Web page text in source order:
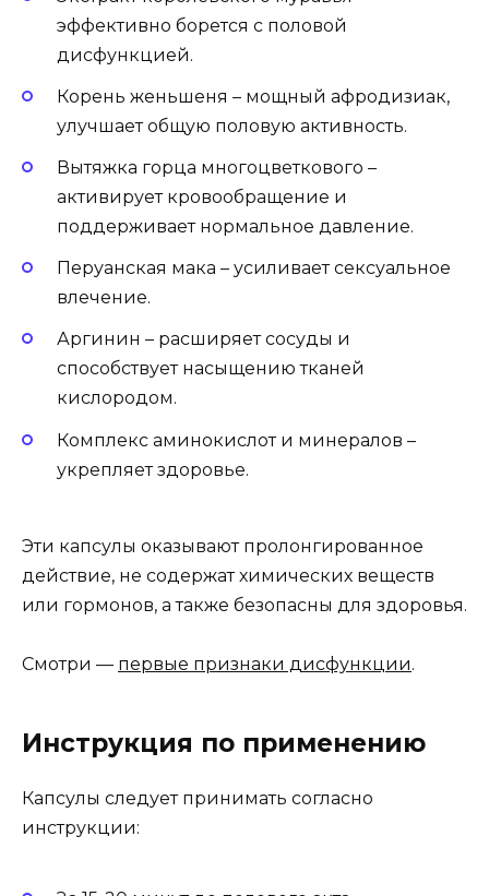
эффективно борется с половой
дисфункцией.
Корень женьшеня – мощный афродизиак,
улучшает общую половую активность.
Вытяжка горца многоцветкового –
активирует кровообращение и
поддерживает нормальное давление.
Перуанская мака – усиливает сексуальное
влечение.
Аргинин – расширяет сосуды и
способствует насыщению тканей
кислородом.
Комплекс аминокислот и минералов –
укрепляет здоровье.
Эти капсулы оказывают пролонгированное
действие, не содержат химических веществ
или гормонов, а также безопасны для здоровья.
Смотри — первые признаки дисфункции.
Инструкция по применению
Капсулы следует принимать согласно
инструкции: